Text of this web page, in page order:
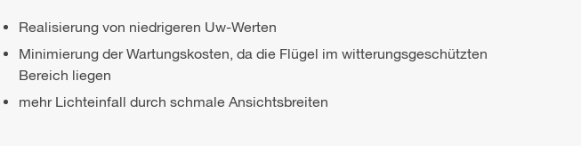
Realisierung von niedrigeren Uw-Werten
Minimierung der Wartungskosten, da die Flügel im witterungsgeschützten
Bereich liegen
mehr Lichteinfall durch schmale Ansichtsbreiten